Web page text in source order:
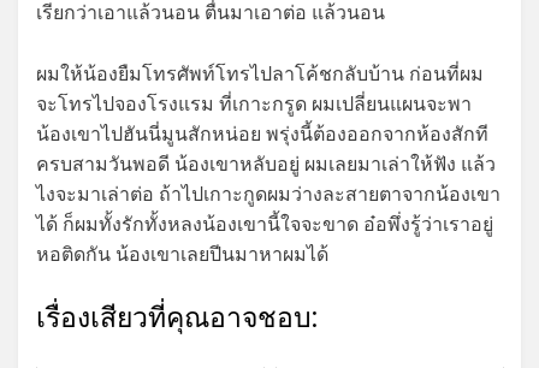
เรียกว่าเอาแล้วนอน ตื่นมาเอาต่อ แล้วนอน
ผมให้น้องยืมโทรศัพท์โทรไปลาโค้ชกลับบ้าน ก่อนที่ผม
จะโทรไปจองโรงแรม ที่เกาะกรูด ผมเปลี่ยนแผนจะพา
น้องเขาไปฮันนี่มูนสักหน่อย พรุ่งนี้ต้องออกจากห้องสักที
ครบสามวันพอดี น้องเขาหลับอยู่ ผมเลยมาเล่าให้ฟัง แล้ว
ไงจะมาเล่าต่อ ถ้าไปเกาะกูดผมว่างละสายตาจากน้องเขา
ได้ ก็ผมทั้งรักทั้งหลงน้องเขานี้ใจจะขาด อ๋อพึ่งรู้ว่าเราอยู่
หอติดกัน น้องเขาเลยปีนมาหาผมได้
เรื่องเสียวที่คุณอาจชอบ: